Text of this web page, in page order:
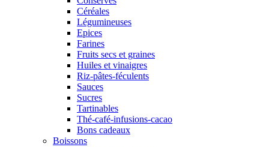
Céréales
Légumineuses
Epices
Farines
Fruits secs et graines
Huiles et vinaigres
Riz-pâtes-féculents
Sauces
Sucres
Tartinables
Thé-café-infusions-cacao
Bons cadeaux
Boissons